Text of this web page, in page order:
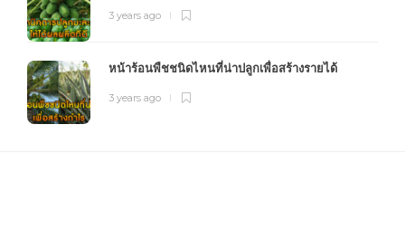
3 years ago
หน้าร้อนพืชชนิดไหนที่น่าปลูกเพื่อสร้างรายได้
3 years ago